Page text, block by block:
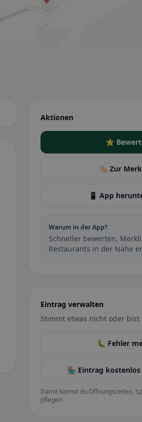
Aktionen
⭐
🏷️ Zur
📱 App
Warum in der App?
Schneller bewerten,
Restaurants in der Nähe
Eintrag verwalten
Stimmt etwas nicht oder bist
🐛 Fehler
🏪 Eintrag
Damit kannst du Öffnungszeiten,
pflegen.